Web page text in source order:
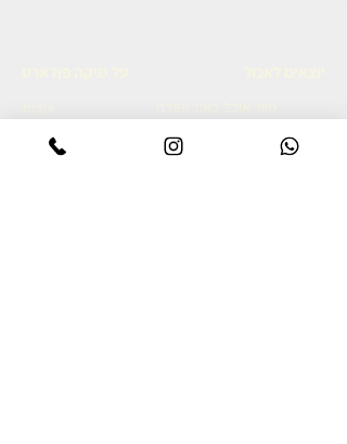
מתכונים גאורגים סיור קולינרי ברמת הגולן